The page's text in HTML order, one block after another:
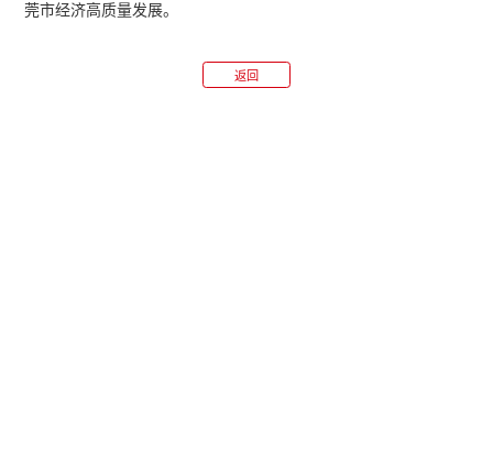
莞市经济高质量发展。
返回